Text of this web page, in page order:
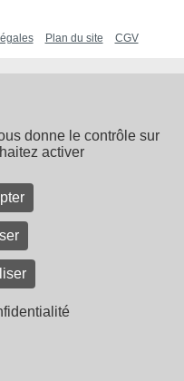
Plan du site CGV
donne le contrôle sur
activer